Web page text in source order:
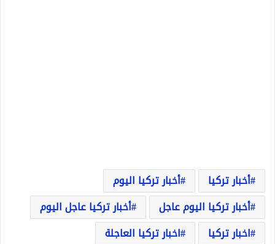
أخبار تركيا
أخبار تركيا اليوم
أخبار تركيا اليوم عاجل
أخبار تركيا عاجل اليوم
اخبار تركيا
اخبار تركيا العاجلة